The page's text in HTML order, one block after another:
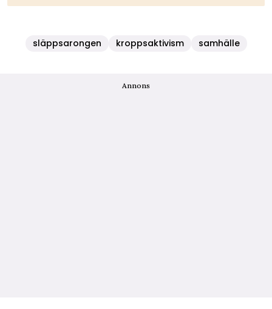
släppsarongen kroppsaktivism samhälle
Annons